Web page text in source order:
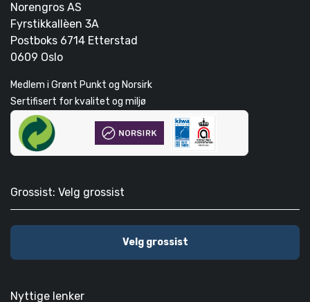
Norengros AS
Fyrstikkallèen 3A
Postboks 6714 Etterstad
0609 Oslo
Medlem i Grønt Punkt og Norsirk
Sertifisert for kvalitet og miljø
Grossist: Velg grossist
Velg grossist
Nyttige lenker